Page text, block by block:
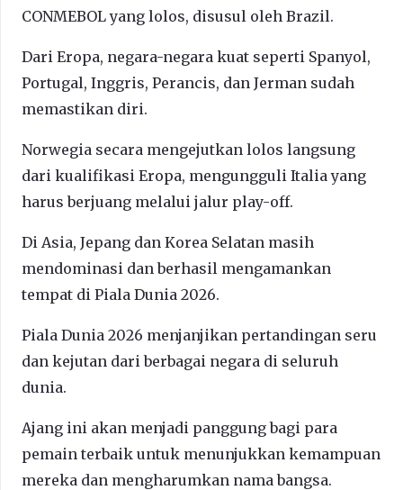
CONMEBOL yang lolos, disusul oleh Brazil.
Dari Eropa, negara-negara kuat seperti Spanyol,
Portugal, Inggris, Perancis, dan Jerman sudah
memastikan diri.
Norwegia secara mengejutkan lolos langsung
dari kualifikasi Eropa, mengungguli Italia yang
harus berjuang melalui jalur play-off.
Di Asia, Jepang dan Korea Selatan masih
mendominasi dan berhasil mengamankan
tempat di Piala Dunia 2026.
Piala Dunia 2026 menjanjikan pertandingan seru
dan kejutan dari berbagai negara di seluruh
dunia.
Ajang ini akan menjadi panggung bagi para
pemain terbaik untuk menunjukkan kemampuan
mereka dan mengharumkan nama bangsa.